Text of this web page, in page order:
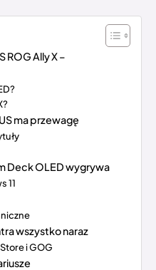
ROG Ally X –
ma przewagę
Deck OLED wygrywa
11
wszystko naraz
i GOG